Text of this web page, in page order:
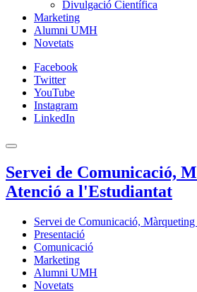
Divulgació Científica
Marketing
Alumni UMH
Novetats
Facebook
Twitter
YouTube
Instagram
LinkedIn
Servei de Comunicació,
Atenció a l'Estudiantat
Servei de Comunicació,
Presentació
Comunicació
Marketing
Alumni UMH
Novetats